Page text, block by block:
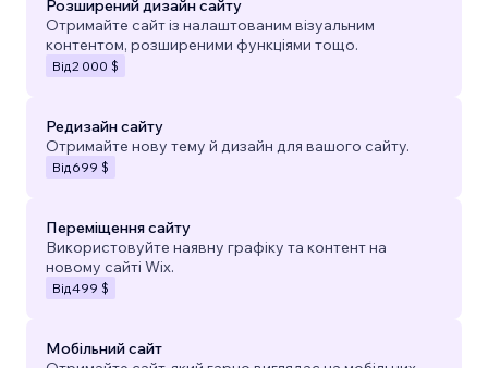
Розширений дизайн сайту
Отримайте сайт із налаштованим візуальним
контентом, розширеними функціями тощо.
Від2 000 $
Редизайн сайту
Отримайте нову тему й дизайн для вашого сайту.
Від699 $
Переміщення сайту
Використовуйте наявну графіку та контент на
новому сайті Wix.
Від499 $
Мобільний сайт